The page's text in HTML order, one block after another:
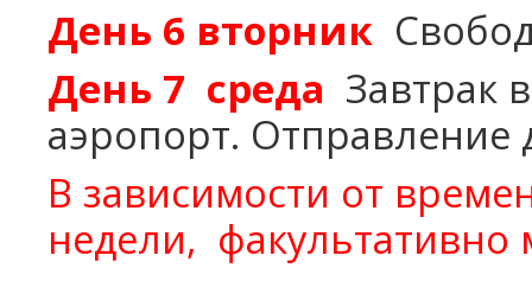
День 6 вторник
День 7 среда Завтрак
аэропорт. Отправление
В зависимости от
недели, факультативно